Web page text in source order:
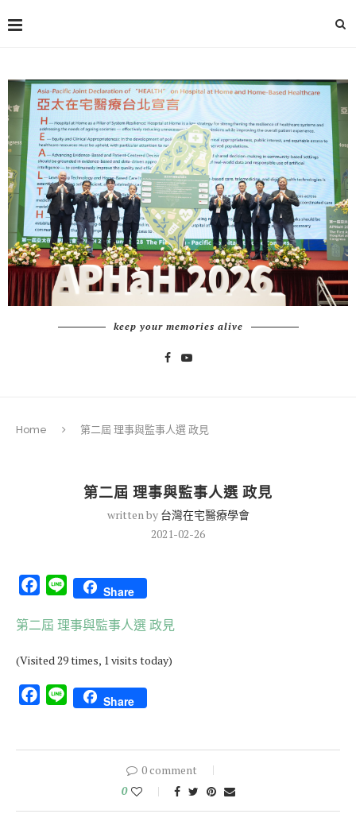
keep your memories alive
Home 第二屆 理事與監事人選 政見
第二屆 理事與監事人選 政見
written by 台灣在宅醫療學會
2021-02-26
Facebook
Line Share
第二屆 理事與監事人選 政見
(Visited 29 times, 1 visits today)
Facebook
Line Share
0 comment
0